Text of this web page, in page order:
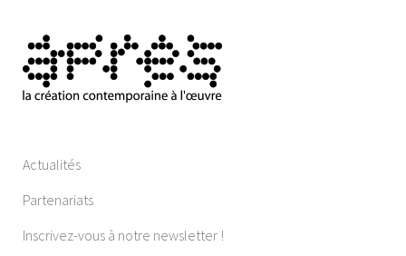
Actualités
Partenariats
Inscrivez-vous à notre newsletter !